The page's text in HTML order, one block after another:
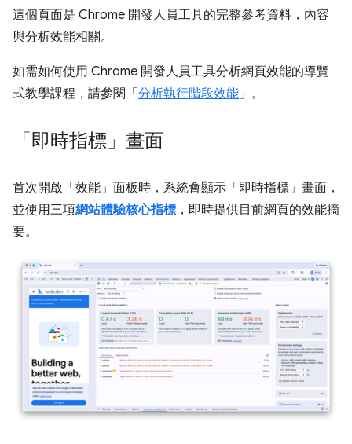
這個頁面是 Chrome 開發人員工具的完整參考資料，內容
與分析效能相關。
如需如何使用 Chrome 開發人員工具分析網頁效能的導覽
式教學課程，請參閱「 分析執行階段效能」。
「即時指標」畫面
首次開啟「效能」 面板時，系統會顯示「即時指標」畫面，
並使用三項網站體驗核心指標 ，即時提供目前網頁的效能摘
要。